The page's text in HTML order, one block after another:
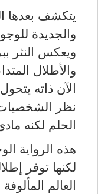
يتكشف بعدها
والجديدة
ويعكس النثر
والأطلال
الآن ذاته
نظر الشخصيات
الحلم لكنه
هذه الرواية
لكنها توفر
العالم